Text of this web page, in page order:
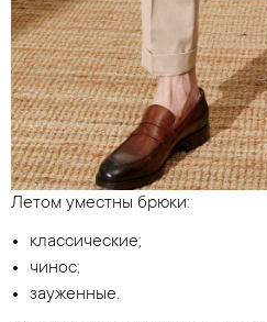
Летом уместны брюки:
классические;
чинос;
зауженные.